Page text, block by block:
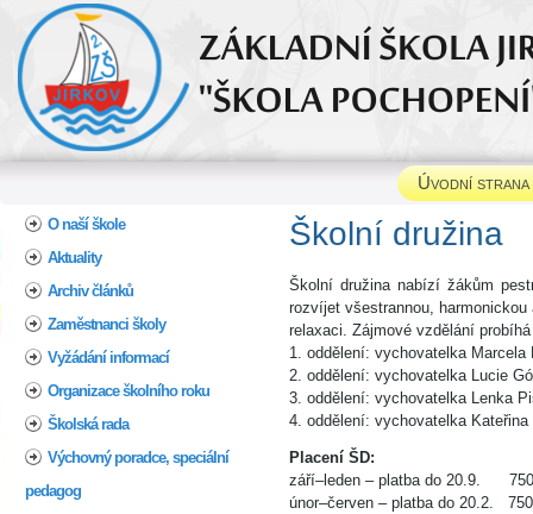
Úvodní strana
O naší škole
Aktuality
Archiv článků
Zaměstnanci školy
Vyžádání informací
Organizace školního roku
Školská rada
Výchovný poradce, speciální
pedagog
Školní družina nabízí žákům
rozvíjet všestrannou,
relaxaci. Zájmové vzdělání
1. oddělení: vychovatelka Marcela
2. oddělení: vychovatelka Lucie
3. oddělení: vychovatelka Lenka
4. oddělení: vychovatelka Kateřina
Placení ŠD:
září–leden – platba do 20.9.
únor–červen – platba do 20.2.